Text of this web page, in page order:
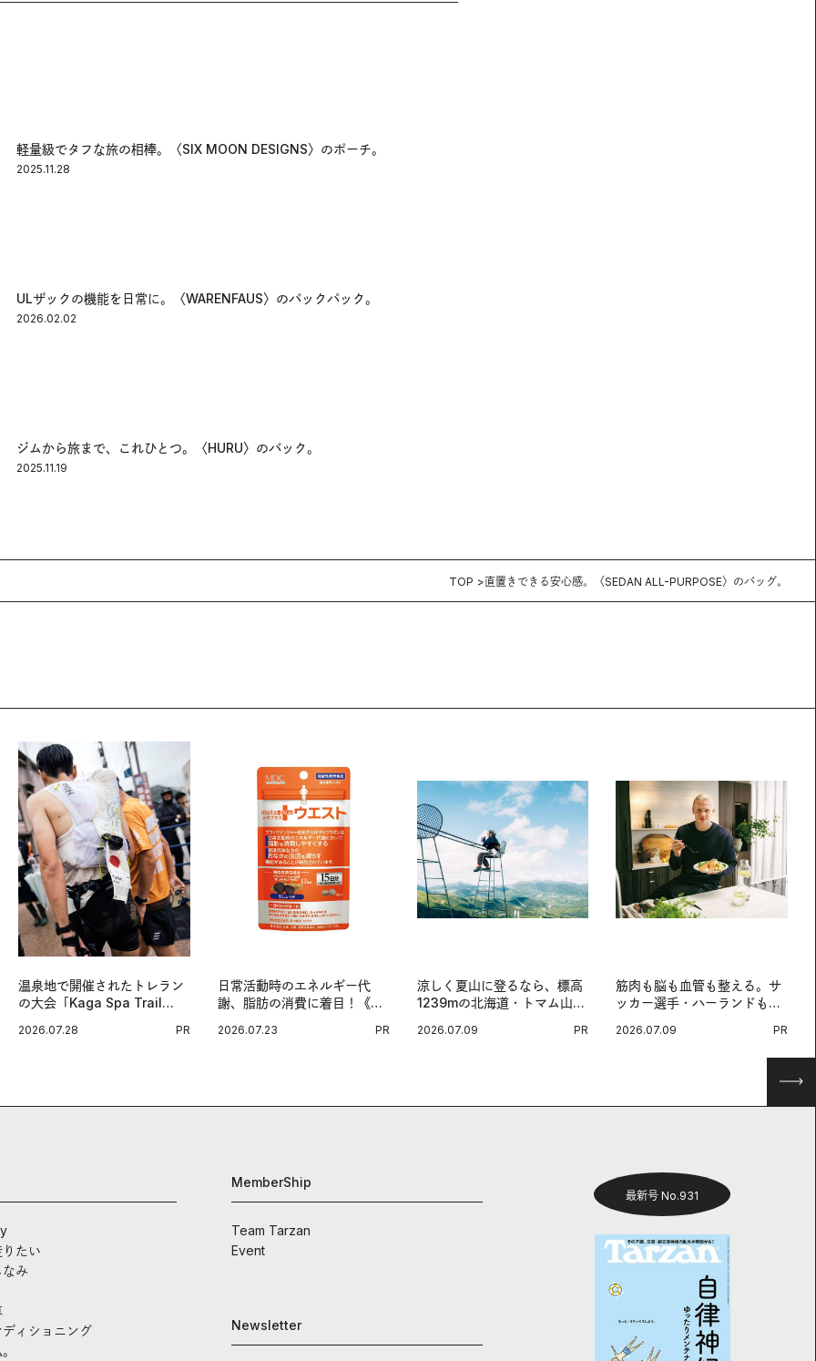
軽量級でタフな旅の相棒。〈SIX MOON DESIGNS〉のポーチ。
2025.11.28
ULザックの機能を日常に。〈WARENFAUS〉のバックパック。
2026.02.02
ジムから旅まで、これひとつ。〈HURU〉のバック。
2025.11.19
TOP 直置きできる安心感。〈SEDAN ALL-PURPOSE〉のバッグ。
温泉地で開催されたトレラン
の大会「Kaga Spa Trail
UTMB」。本戦を夢見るラン
2026.07.28 PR
日常活動時のエネルギー代
謝、脂肪の消費に着目！《メ
体メンテ習慣。
2026.07.23 PR
涼しく夏山に登るなら、標高
1239mの北海道・トマム山で
2026.07.09 PR
筋肉も脳も血管も整える。サ
ッカー選手・ハーランドも注
＆サバの“最強アスリート
2026.07.09 PR
たい
み
ィショニング
MemberShip
Team Tarzan
Event
Newsletter
最新号 No.931